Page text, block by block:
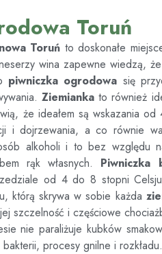
Toruń
Toruń to doskonałe
wina zapewne wiedzą,
piwniczka ogrodowa się
Ziemianka to również
że ideałem są wskazania
i dojrzewania, a co równie
alkoholi i to bez względu
rąk własnych. Piwniczka
od 4 do 8 stopni
którą skrywa w sobie każda
szczelność i częściowe
nie paraliżuje kubków
procesy gnilne i rozkładu.